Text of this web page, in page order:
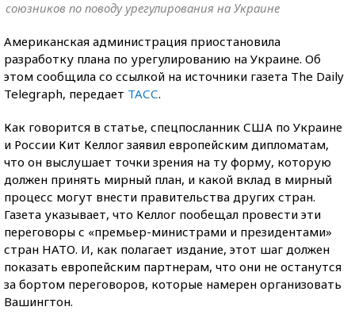
союзников по поводу урегулирования на Украине
Американская администрация приостановила
разработку плана по урегулированию на Украине. Об
этом сообщила со ссылкой на источники газета The Daily
Telegraph, передает ТАСС.
Как говорится в статье, спецпосланник США по Украине
и России Кит Келлог заявил европейским дипломатам,
что он выслушает точки зрения на ту форму, которую
должен принять мирный план, и какой вклад в мирный
процесс могут внести правительства других стран.
Газета указывает, что Келлог пообещал провести эти
переговоры с «премьер-министрами и президентами»
стран НАТО. И, как полагает издание, этот шаг должен
показать европейским партнерам, что они не останутся
за бортом переговоров, которые намерен организовать
Вашингтон.